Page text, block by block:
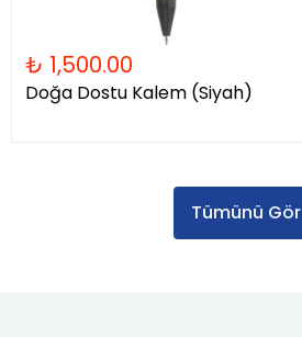
₺ 1,500.00
Doğa Dostu Kalem (Siyah)
Tümünü Gör